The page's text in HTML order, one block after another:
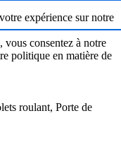
expérience sur notre
consentez à notre
politique en matière de
roulant, Porte de